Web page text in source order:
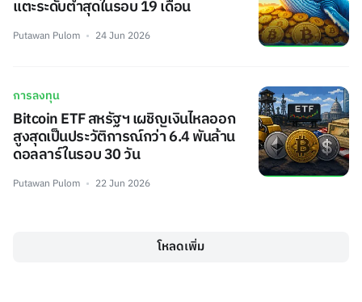
แตะระดับต่ำสุดในรอบ 19 เดือน
Putawan Pulom 24 Jun 2026
การลงทุน
Bitcoin ETF สหรัฐฯ เผชิญเงินไหลออก
สูงสุดเป็นประวัติการณ์กว่า 6.4 พันล้าน
ดอลลาร์ในรอบ 30 วัน
Putawan Pulom 22 Jun 2026
โหลดเพิ่ม